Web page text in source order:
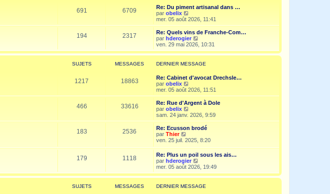
e
s
a
g
e
e
r
m
e
s
s
a
g
e
e
n
i
e
r
m
e
s
g
691 6709
Re: Du piment artisanal dans …
par obelix
o
i
r
l
e
e
r
n
e
m
e
s
a
g
e
mer. 05 août 2026, 11:41
194 2317
Re: Quels vins de Franche-Com…
par hderogier
o
i
r
l
e
n
i
e
m
e
s
a
g
e
ven. 29 mai 2026, 10:31
SUJETS MESSAGES DERNIER MESSAGE
1217 18863
Re: Cabinet d'avocat Drechsle…
par obelix
o
i
r
e
e
r
n
i
e
r
m
e
s
s
a
mer. 05 août 2026, 11:51
466 33616
Re: Rue d'Argent à Dole
par obelix
o
i
r
e
e
r
n
i
e
m
sam. 24 janv. 2026, 9:59
183 2536
Re: Ecusson brodé
par Thier
o
e
d
e
n
ven. 25 juil. 2025, 8:20
179 1118
Re: Plus un poil sous les ais…
par hderogier
o
i
r
l
mer. 05 août 2026, 19:49
SUJETS MESSAGES DERNIER MESSAGE